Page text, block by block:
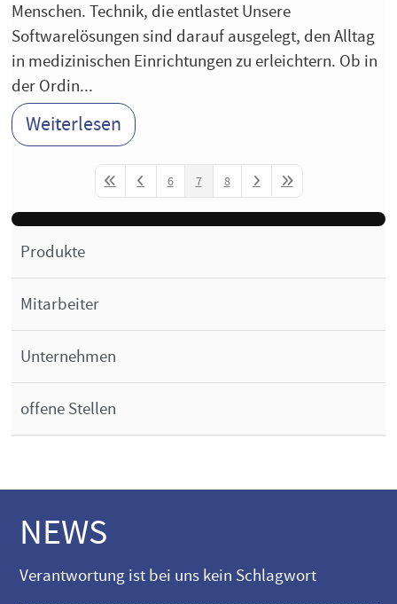
Menschen. Technik, die entlastet Unsere
Softwarelösungen sind darauf ausgelegt, den Alltag
in medizinischen Einrichtungen zu erleichtern. Ob in
der Ordin...
Weiterlesen
First PagePrevious Page
6 7 8 Next PageLast Page
Produkte
Mitarbeiter
Unternehmen
offene Stellen
NEWS
Verantwortung ist bei uns kein Schlagwort